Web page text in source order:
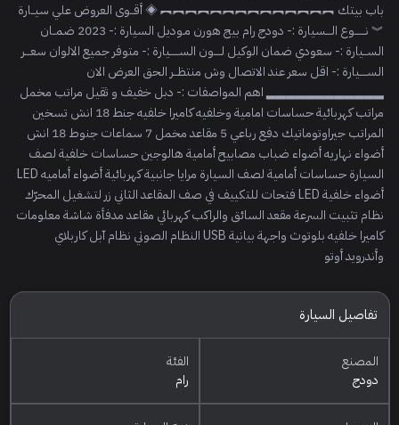
باب بيتك ︻︻︻︻︻︻︻︻︻︻︻︻︻︻ ◈ أقــوى العروض علي سيــارة
︾ نــــــوع الـــسيارة :- دودج رام بيج هورن مـوديل السيارة :- 2023 ضمــان
الســيارة :- سعودي ضمان الوكيل لــــون الســـــيارة :- متوفر جميع الالوان سعـــر
الســــيارة :- اقل سعر عند الاتصال وش منتظــر الحق العرض الان
▂▂▂▂▂▂▂▂▂▂▂▂ اهم المواصفات :- دبل خفيف و ثقيل مراتب مخمل
مراتب كهربائية حساسات امامية وخلفيه كاميرا خلفيه جنط 18 انش تسخين
المراتب جيراوتوماتيك دفع رباعي 5 مقاعد مخمل 7 سماعات جنوط 18 انش
أضواء نهاريه أضواء ضباب مصابيح أمامية هالوجين حساسات خلفية لصف
السيارة حساسات أمامية لصف السيارة مرايا جانبية كهربائية أضواء أماميه LED
أضواء خلفية LED فتحات للتكييف في صف المقاعد الثاني زر لتشغيل المحرّك
نظام تثبيت السرعة مقعد السائق والراكب كهربائي مقاعد مدفأة شاشة معلومات
كاميرا خلفيه بلوتوث واجهة بيانية USB النظام الصوتي نظام آبل كاربلاي
وأندرويد أوتو
تفاصيل السيارة
المصنع
دودج
الفئة
رام